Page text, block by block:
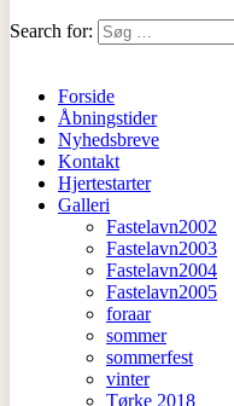
Search for:
Forside
Åbningstider
Nyhedsbreve
Kontakt
Hjertestarter
Galleri
Fastelavn2002
Fastelavn2003
Fastelavn2004
Fastelavn2005
foraar
sommer
sommerfest
vinter
Tørke 2018